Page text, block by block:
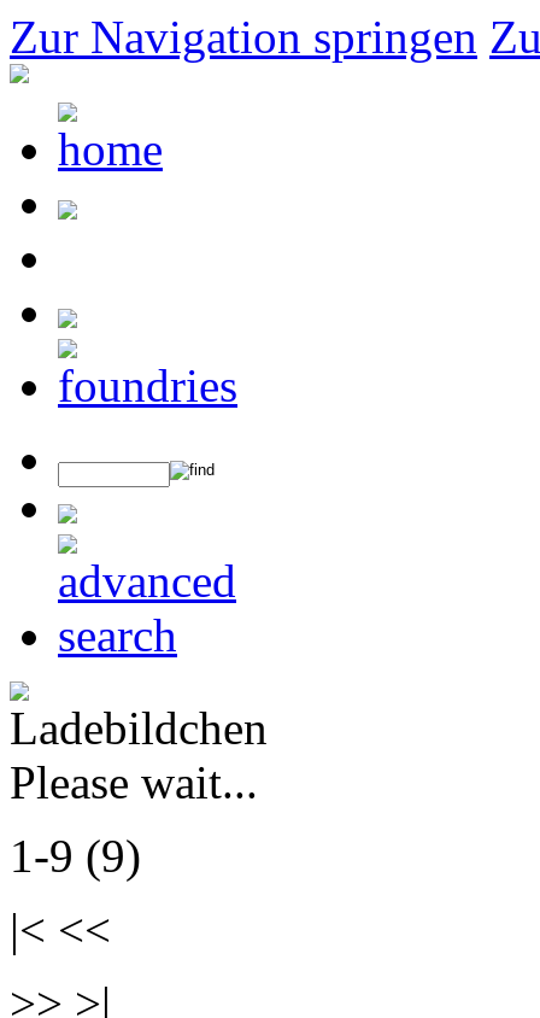
Zur Navigation springen
Please wait...
1-9 (9)
|< <<
>> >|